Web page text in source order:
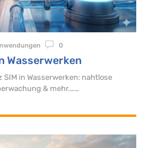
0
Wasserwerken
SIM in Wasserwerken: nahtlose
& mehr.…